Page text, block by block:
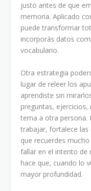
justo antes de que
memoria. Aplicado
puede transformar
incorporás datos
vocabulario.
Otra estrategia
lugar de releer los
aprendiste sin
preguntas,
tema a otra persona.
trabajar, fortalece las
que recuerdes
fallar en el intento de
hace que, cuando lo
mayor profundidad.